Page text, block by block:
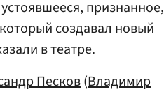
признанное,
создавал новый
в театре.
Песков(Владимир